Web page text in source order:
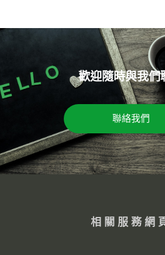
歡迎隨時與我們
聯絡我們
相關服務網